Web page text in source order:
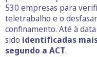
530 empresas para
teletrabalho e o
confinamento. Até à
sido identificadas
segundo a ACT.